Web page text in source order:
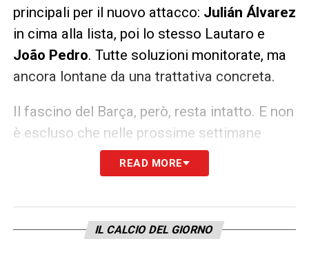
principali per il nuovo attacco: Julián Álvarez
in cima alla lista, poi lo stesso Lautaro e
João Pedro. Tutte soluzioni monitorate, ma
ancora lontane da una trattativa concreta.
Il fascino del Barça, però, resta intatto. E non
è escluso che nelle prossime settimane
possano esserci nuovi contatti tra il club e
l’entourage del capitano nerazzurro, anche
proprio progetto tecnico.
READ MORE
IL CALCIO DEL GIORNO